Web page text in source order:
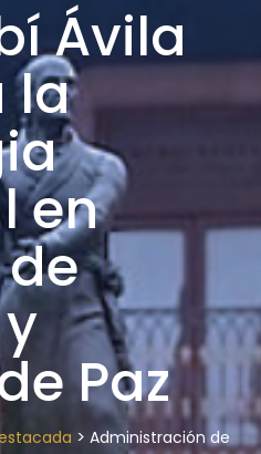
Ávila
la
en
Paz
> Administración de